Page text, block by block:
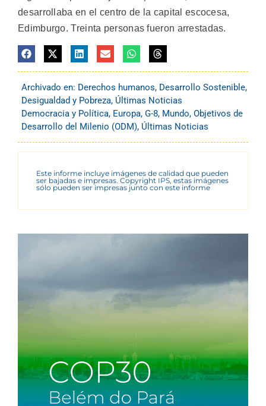
desarrollaba en el centro de la capital escocesa,
Edimburgo. Treinta personas fueron arrestadas.
Archivado en: Derechos humanos, Desarrollo Sostenible,
Desigualdad y Pobreza, Últimas Noticias
Democracia y Política, Europa, G-8, Mundo, Objetivos de
Desarrollo del Milenio (ODM), Últimas Noticias
Este informe incluye imágenes de calidad que pueden
ser bajadas e impresas. Copyright IPS, estas imágenes
sólo pueden ser impresas junto con este informe